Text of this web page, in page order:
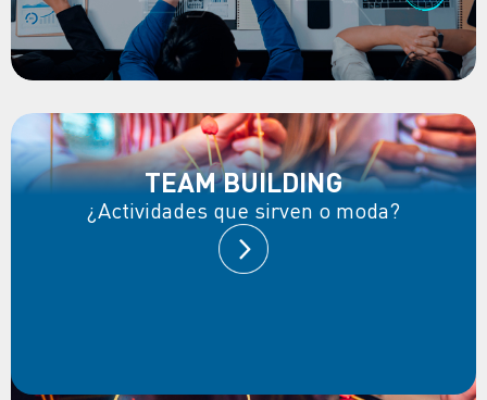
TEAM BUILDING
¿Actividades que sirven o moda?